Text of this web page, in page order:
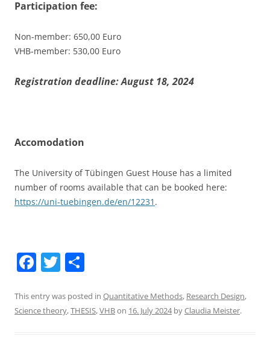
Participation fee:
Non-member: 650,00 Euro
VHB-member: 530,00 Euro
Registration deadline: August 18, 2024
Accomodation
The University of Tübingen Guest House has a limited
number of rooms available that can be booked here:
https://uni-tuebingen.de/en/12231 .
F
c
e
T
itt
er
ar
e
This entry was posted in Quantitative Methods, Research Design,
Science theory,THESIS,VHBon 16. July 2024byClaudia Meister.